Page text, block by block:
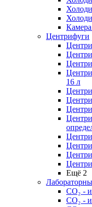
Камера
Центрифуги
16 л
Ещё 2
СО₂ -
СО₂ -